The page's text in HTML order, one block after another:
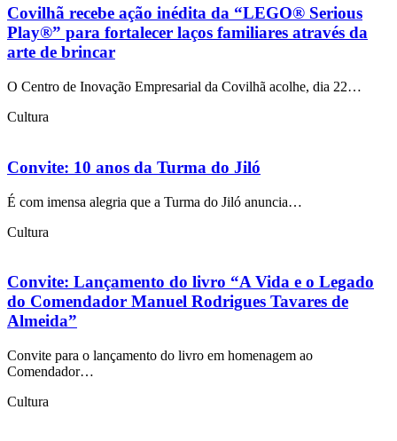
Covilhã recebe ação inédita da “LEGO® Serious
Play®” para fortalecer laços familiares através da
arte de brincar
O Centro de Inovação Empresarial da Covilhã acolhe, dia 22…
Cultura
Convite: 10 anos da Turma do Jiló
É com imensa alegria que a Turma do Jiló anuncia…
Cultura
Convite: Lançamento do livro “A Vida e o Legado
do Comendador Manuel Rodrigues Tavares de
Almeida”
Convite para o lançamento do livro em homenagem ao
Comendador…
Cultura